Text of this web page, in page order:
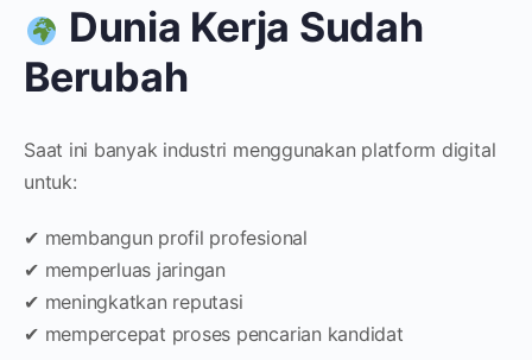
Dunia Kerja Sudah
Berubah
Saat ini banyak industri menggunakan platform digital
untuk:
✔ membangun profil profesional
✔ memperluas jaringan
✔ meningkatkan reputasi
✔ mempercepat proses pencarian kandidat